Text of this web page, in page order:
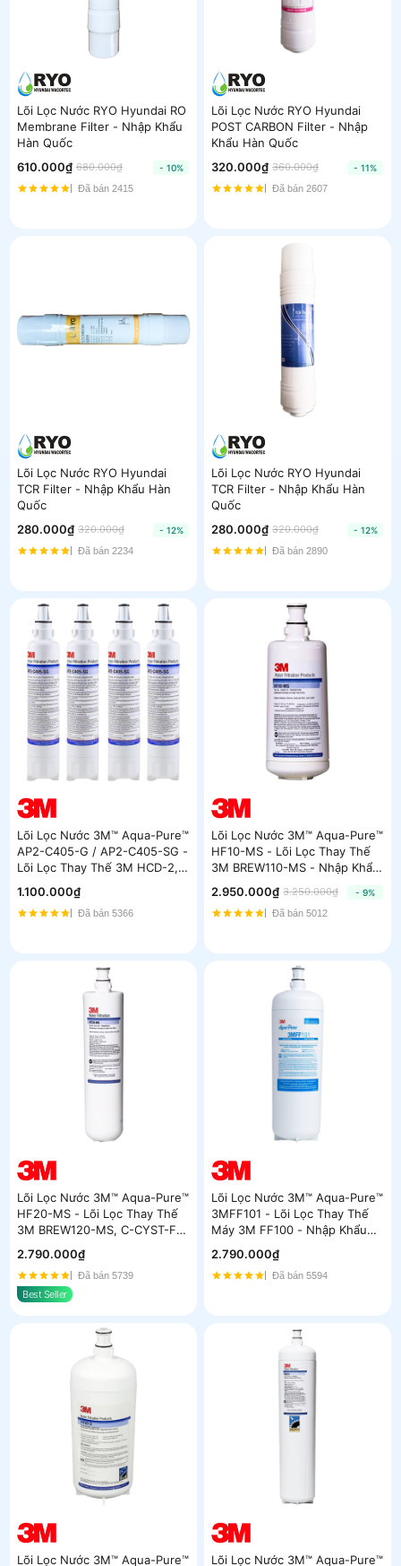
Lõi Lọc Nước RYO Hyundai RO
Membrane Filter - Nhập Khẩu
Hàn Quốc
610.000₫ 680.000₫
- 10%
Đã bán 2415
Lõi Lọc Nước RYO Hyundai
POST CARBON Filter - Nhập
Khẩu Hàn Quốc
320.000₫ 360.000₫
- 11%
Đã bán 2607
Lõi Lọc Nước RYO Hyundai
TCR Filter - Nhập Khẩu Hàn
Quốc
280.000₫ 320.000₫
- 12%
Đã bán 2234
Lõi Lọc Nước RYO Hyundai
TCR Filter - Nhập Khẩu Hàn
Quốc
280.000₫ 320.000₫
- 12%
Đã bán 2890
Lõi Lọc Nước 3M™ Aqua-Pure™
AP2-C405-G / AP2-C405-SG -
Lõi Lọc Thay Thế 3M HCD-2,
Mini Filter, C-LC - Nhập Khẩu
Mexico
1.100.000₫
Đã bán 5366
Lõi Lọc Nước 3M™ Aqua-Pure™
HF10-MS - Lõi Lọc Thay Thế
3M BREW110-MS - Nhập Khẩu
Mỹ
2.950.000₫ 3.250.000₫
- 9%
Đã bán 5012
Lõi Lọc Nước 3M™ Aqua-Pure™
HF20-MS - Lõi Lọc Thay Thế
3M BREW120-MS, C-CYST-FF
- Nhập Khẩu Mỹ
2.790.000₫
Đã bán 5739
Best Seller
Lõi Lọc Nước 3M™ Aqua-Pure™
3MFF101 - Lõi Lọc Thay Thế
Máy 3M FF100 - Nhập Khẩu
Mỹ
2.790.000₫
Đã bán 5594
Lõi Lọc Nước 3M™ Aqua-Pure™ Lõi Lọc Nước 3M™ Aqua-Pure™